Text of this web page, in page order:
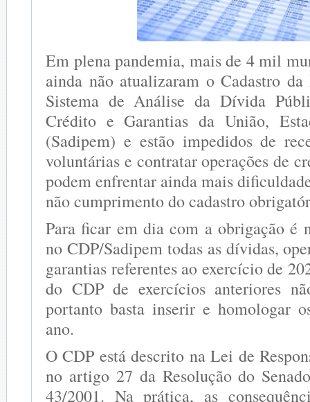
Em plena pandemia, mais de 4 mil
ainda não atualizaram o Cadastro
Sistema de Análise da Dívida
Crédito e Garantias da União,
(Sadipem) e estão impedidos de
voluntárias e contratar operações de
podem enfrentar ainda mais
não cumprimento do cadastro
Para ficar em dia com a obrigação é
no CDP/Sadipem todas as dívidas,
garantias referentes ao exercício de
do CDP de exercícios anteriores
portanto basta inserir e homologar
ano.
O CDP está descrito na Lei de
no artigo 27 da Resolução do
43/2001. Na prática, as